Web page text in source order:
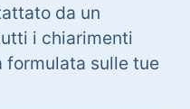
da un
i chiarimenti
formulata sulle tue